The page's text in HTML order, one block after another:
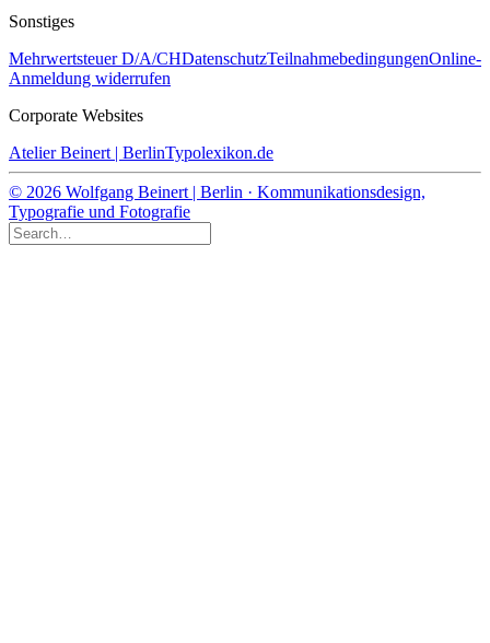
Sonstiges
Mehrwertsteuer D/A/CHDatenschutzTeilnahmebedingungenOnline-
Anmeldung widerrufen
Corporate Websites
Atelier Beinert | BerlinTypolexikon.de
© 2026 Wolfgang Beinert | Berlin · Kommunikationsdesign,
Typografie und Fotografie